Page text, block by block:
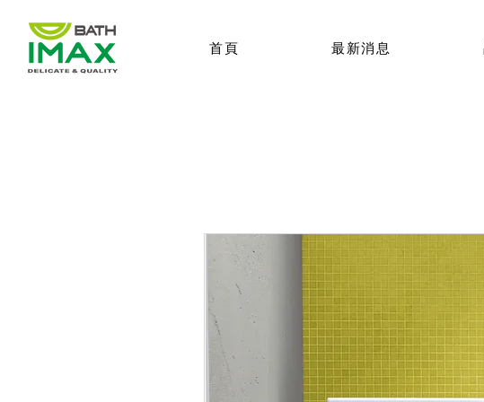
首頁 最新消息